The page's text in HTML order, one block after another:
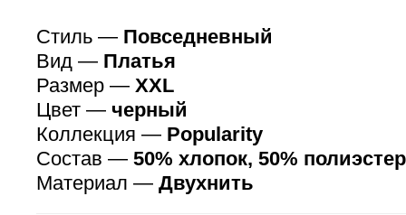
Стиль — Повседневный
Вид — Платья
Размер — XXL
Цвет — черный
Коллекция — Popularity
Состав — 50% хлопок, 50% полиэстер
Материал — Двухнить